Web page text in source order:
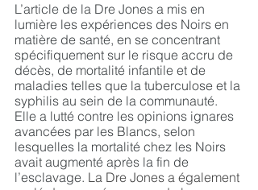
L’article de la Dre Jones a mis en
lumière les expériences des Noirs en
matière de santé, en se concentrant
spécifiquement sur le risque accru de
décès, de mortalité infantile et de
maladies telles que la tuberculose et la
syphilis au sein de la communauté.
Elle a lutté contre les opinions ignares
avancées par les Blancs, selon
lesquelles la mortalité chez les Noirs
avait augmenté après la fin de
l’esclavage. La Dre Jones a également